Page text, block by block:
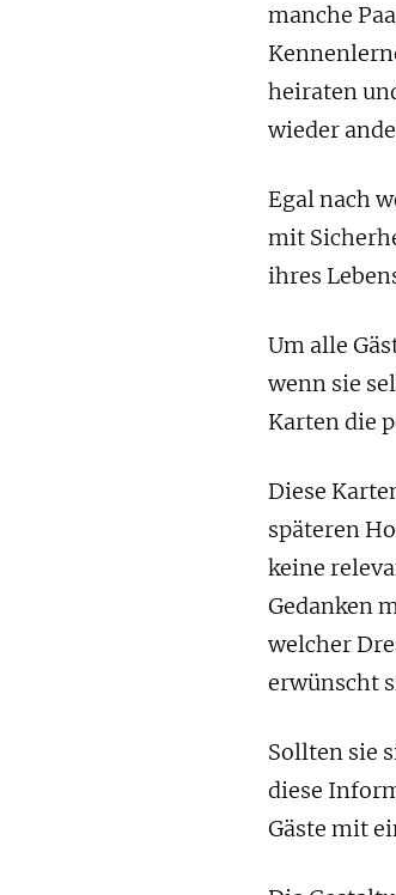
manche
heiraten
wieder
Egal nach
mit
ihres
Um alle
wenn sie
Karten die
Diese
späteren
keine
Gedanken
welcher
erwünscht
Sollten sie
diese
Gäste mit